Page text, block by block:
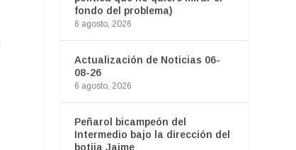
fondo del problema)
6 agosto, 2026
Actualización de Noticias 06-
08-26
6 agosto, 2026
Peñarol bicampeón del
Intermedio bajo la dirección del
botija Jaime